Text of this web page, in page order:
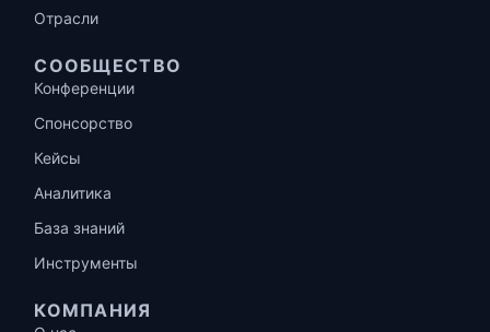
Отрасли
СООБЩЕСТВО
Конференции
Спонсорство
Кейсы
Аналитика
База знаний
Инструменты
КОМПАНИЯ